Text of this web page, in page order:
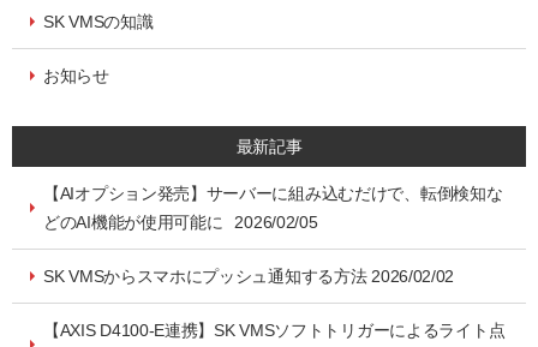
SK VMSの知識
お知らせ
最新記事
【AIオプション発売】サーバーに組み込むだけで、転倒検知な
どのAI機能が使用可能に 2026/02/05
SK VMSからスマホにプッシュ通知する方法 2026/02/02
【AXIS D4100-E連携】SK VMSソフトトリガーによるライト点